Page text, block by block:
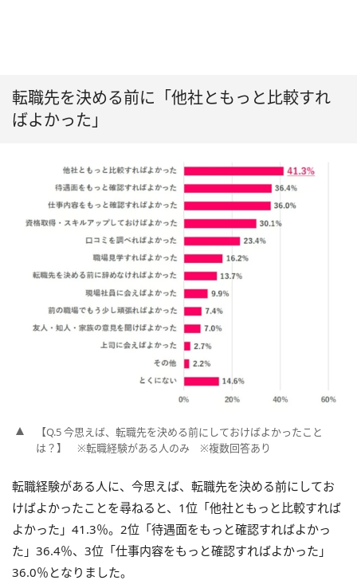
転職先を決める前に「他社ともっと比較すれ
ばよかった」
【Q.5 今思えば、転職先を決める前にしておけばよかったこと
は？】 ※転職経験がある人のみ ※複数回答あり
転職経験がある人に、今思えば、転職先を決める前にしてお
けばよかったことを尋ねると、1位「他社ともっと比較すれば
よかった」41.3％。2位「待遇面をもっと確認すればよかっ
た」36.4％、3位「仕事内容をもっと確認すればよかった」
36.0％となりました。